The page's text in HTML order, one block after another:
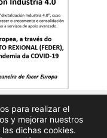
Politicas de privacidad
para realizar el
y mejorar nuestros
dichas cookies.